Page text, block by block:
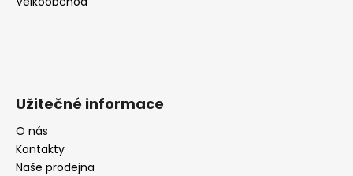
Užitečné informace
O nás
Kontakty
Naše prodejna